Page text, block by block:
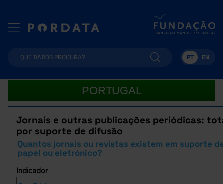
PT EN
PORTUGAL
Jornais e outras publicações periódicas:
por suporte de difusão
Quantos jornais ou revistas existem em suporte
papel ou eletrónico?
Indicador